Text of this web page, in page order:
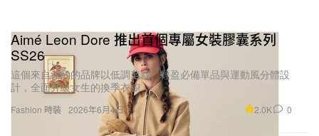
Fashion 時裝
Aimé Leon Dore 推出首個專屬女裝膠囊系列
SS26
這個來自紐約的品牌以低調剪裁、輕盈必備單品與運動風分體設
計，全面升級女生的換季衣櫥。
2026年6月4日 2.0K 0